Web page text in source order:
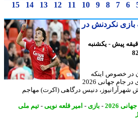
7
8
9
10
11
12
13
14
15
نکردنش در
پیش - یکشنبه
اینکه
امیر قلعه نویی به او فرصت بازی در جام جهانی 2026
دنیس درگاهی (اکرت) مهاجم
-بازی - امیر قلعه نویی-تیم ملی